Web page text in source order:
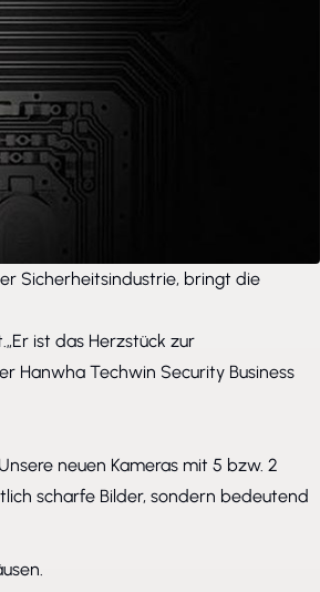
Sicherheitsindustrie, bringt die
ist das Herzstück zur
Hanwha Techwin Security Business
neuen Kameras mit 5 bzw. 2
scharfe Bilder, sondern bedeutend